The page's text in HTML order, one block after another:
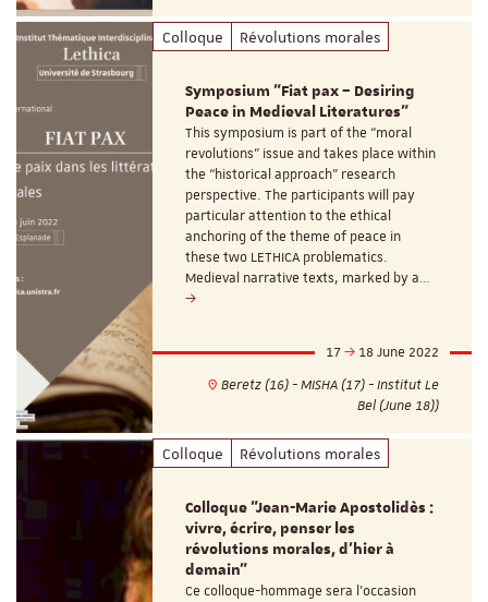
Colloque Révolutions morales
Symposium "Fiat pax – Desiring
Peace in Medieval Literatures"
This symposium is part of the “moral
revolutions” issue and takes place within
the “historical approach” research
perspective. The participants will pay
particular attention to the ethical
anchoring of the theme of peace in
these two LETHICA problematics.
Medieval narrative texts, marked by a…
17
18 June 2022
Beretz (16) - MISHA (17) - Institut Le
Bel (June 18))
Colloque Révolutions morales
Colloque "Jean-Marie Apostolidès :
vivre, écrire, penser les
révolutions morales, d'hier à
demain"
Ce colloque-hommage sera l’occasion